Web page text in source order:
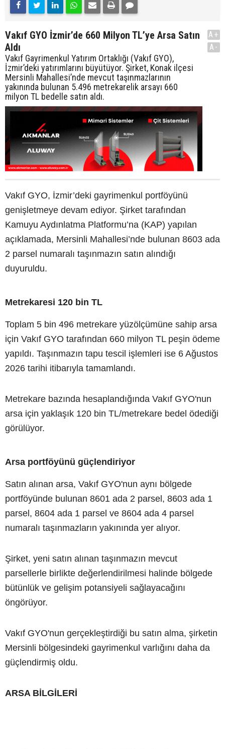
Vakıf GYO İzmir’de 660 Milyon TL’ye Arsa Satın
Aldı
Vakıf Gayrimenkul Yatırım Ortaklığı (Vakıf GYO),
İzmir’deki yatırımlarını büyütüyor. Şirket, Konak ilçesi
Mersinli Mahallesi’nde mevcut taşınmazlarının
yakınında bulunan 5.496 metrekarelik arsayı 660
milyon TL bedelle satın aldı.
A+
A-
Vakıf GYO, İzmir’deki gayrimenkul portföyünü
genişletmeye devam ediyor. Şirket tarafından
Kamuyu Aydınlatma Platformu’na (KAP) yapılan
açıklamada, Mersinli Mahallesi’nde bulunan 8603 ada
2 parsel numaralı taşınmazın satın alındığı
duyuruldu.
Metrekaresi 120 bin TL
Toplam 5 bin 496 metrekare yüzölçümüne sahip arsa
için Vakıf GYO tarafından 660 milyon TL peşin ödeme
yapıldı. Taşınmazın tapu tescil işlemleri ise 6 Ağustos
2026 tarihi itibarıyla tamamlandı.
Metrekare bazında hesaplandığında Vakıf GYO'nun
arsa için yaklaşık 120 bin TL/metrekare bedel ödediği
görülüyor.
Arsa portföyünü güçlendiriyor
Satın alınan arsa, Vakıf GYO'nun aynı bölgede
portföyünde bulunan 8601 ada 2 parsel, 8603 ada 1
parsel, 8604 ada 1 parsel ve 8604 ada 4 parsel
numaralı taşınmazların yakınında yer alıyor.
Şirket, yeni satın alınan taşınmazın mevcut
parsellerle birlikte değerlendirilmesi halinde bölgede
bütünlük ve gelişim potansiyeli sağlayacağını
öngörüyor.
Vakıf GYO'nun gerçekleştirdiği bu satın alma, şirketin
Mersinli bölgesindeki gayrimenkul varlığını daha da
güçlendirmiş oldu.
ARSA BİLGİLERİ